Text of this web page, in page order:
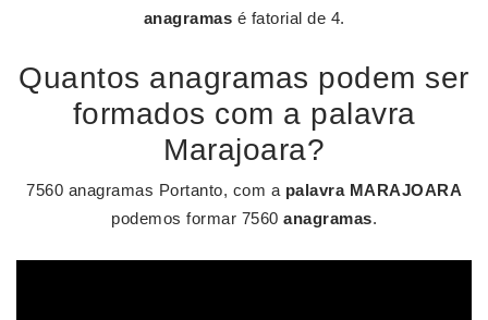
anagramas é fatorial de 4.
Quantos anagramas podem ser
formados com a palavra
Marajoara?
7560 anagramas Portanto, com a palavra MARAJOARA
podemos formar 7560 anagramas.